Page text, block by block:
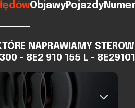
ObjawyPojazdy
NAPRAWIAMY
- 8E2 910 155 L -